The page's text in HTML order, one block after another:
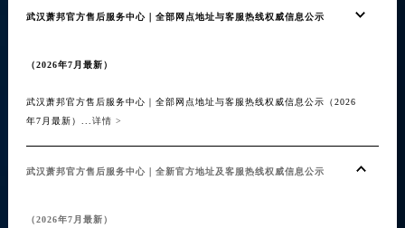
武汉萧邦官方售后服务中心｜全部网点地址与客服热线权威信息公示
（2026年7月最新）
武汉萧邦官方售后服务中心｜全部网点地址与客服热线权威信息公示（2026
年7月最新）...详情 >
武汉萧邦官方售后服务中心｜全新官方地址及客服热线权威信息公示
（2026年7月最新）